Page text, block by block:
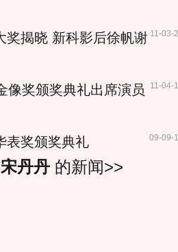
11-03-
奖揭晓 新科影后徐帆谢
11-04-
像奖颁奖典礼出席演员
09-09-
表奖颁奖典礼
丹丹的新闻>>